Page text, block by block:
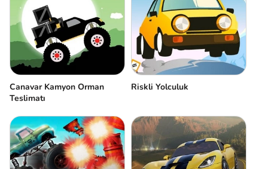
Canavar Kamyon Orman
Teslimatı
Riskli Yolculuk